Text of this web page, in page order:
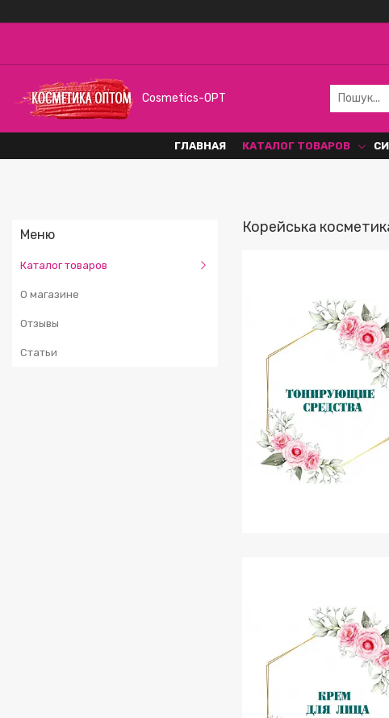
Cosmetics-OPT
ГЛАВНАЯ КАТАЛОГ ТОВАРОВ
Каталог товаров
О магазине
Отзывы
Статьи
Корейська